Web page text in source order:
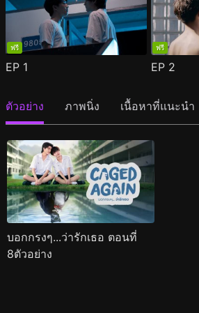
ฟรี
EP 1
ฟรี
EP 2
ตัวอย่าง ภาพนิ่ง เนื้อหาที่แนะนำ
บอกกรงๆ...ว่ารักเธอ ตอนที่
8ตัวอย่าง